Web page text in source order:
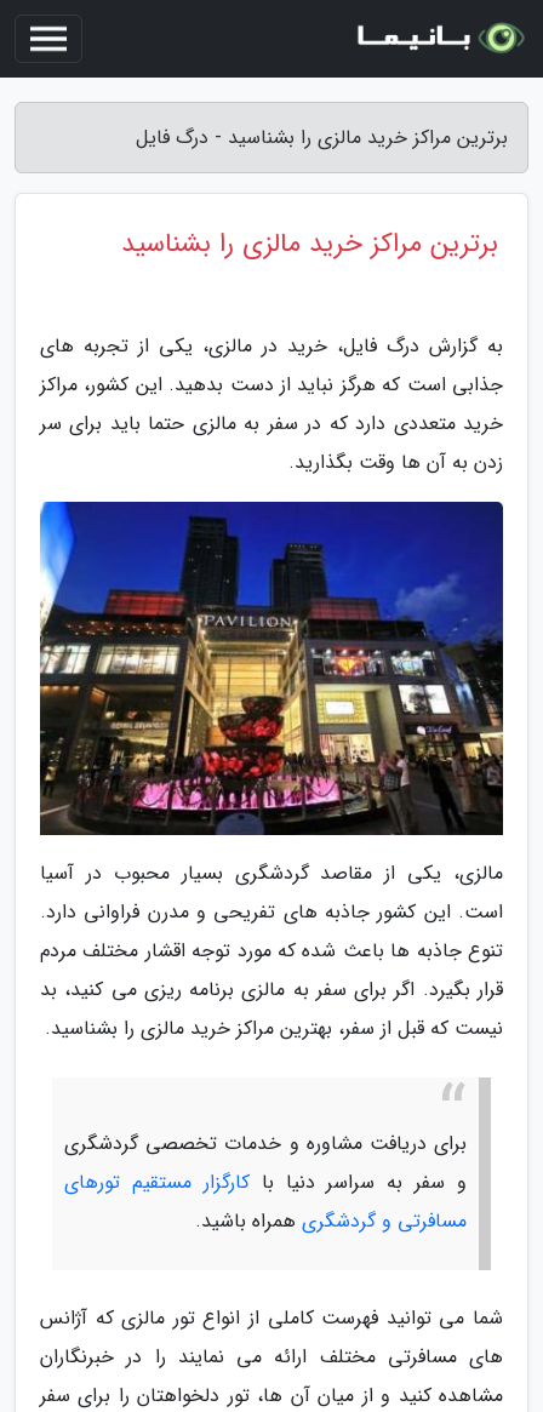
برترین مراکز خرید مالزی را بشناسید - درگ فایل
برترین مراکز خرید مالزی را بشناسید
به گزارش درگ فایل، خرید در مالزی، یکی از تجربه های
جذابی است که هرگز نباید از دست بدهید. این کشور، مراکز
خرید متعددی دارد که در سفر به مالزی حتما باید برای سر
زدن به آن ها وقت بگذارید.
مالزی، یکی از مقاصد گردشگری بسیار محبوب در آسیا
است. این کشور جاذبه های تفریحی و مدرن فراوانی دارد.
تنوع جاذبه ها باعث شده که مورد توجه اقشار مختلف مردم
قرار بگیرد. اگر برای سفر به مالزی برنامه ریزی می کنید، بد
نیست که قبل از سفر، بهترین مراکز خرید مالزی را بشناسید.
برای دریافت مشاوره و خدمات تخصصی گردشگری
و سفر به سراسر دنیا باکارگزار مستقیم تورهای
مسافرتی و گردشگری همراه باشید.
شما می توانید فهرست کاملی از انواع تور مالزی که آژانس
های مسافرتی مختلف ارائه می نمایند را در خبرنگاران
مشاهده کنید و از میان آن ها، تور دلخواهتان را برای سفر